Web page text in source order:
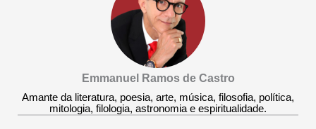
Emmanuel Ramos de Castro
Amante da literatura, poesia, arte, música, filosofia, política,
mitologia, filologia, astronomia e espiritualidade.